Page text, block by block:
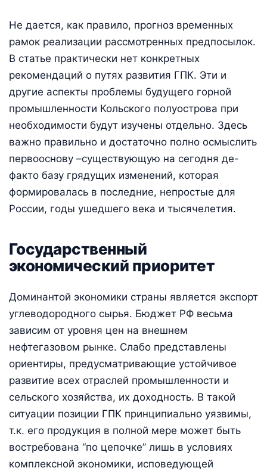
Не дается, как правило, прогноз временных
рамок реализации рассмотренных предпосылок.
В статье практически нет конкретных
рекомендаций о путях развития ГПК. Эти и
другие аспекты проблемы будущего горной
промышленности Кольского полуострова при
необходимости будут изучены отдельно. Здесь
важно правильно и достаточно полно осмыслить
первооснову –существующую на сегодня де-
факто базу грядущих изменений, которая
формировалась в последние, непростые для
России, годы ушедшего века и тысячелетия.
Государственный
экономический приоритет
Доминантой экономики страны является экспорт
углеводородного сырья. Бюджет РФ весьма
зависим от уровня цен на внешнем
нефтегазовом рынке. Слабо представлены
ориентиры, предусматривающие устойчивое
развитие всех отраслей промышленности и
сельского хозяйства, их доходность. В такой
ситуации позиции ГПК принципиально уязвимы,
т.к. его продукция в полной мере может быть
востребована “по цепочке” лишь в условиях
комплексной экономики, исповедующей